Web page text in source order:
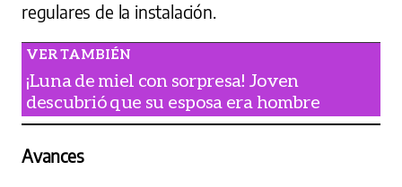
regulares de la instalación.
¡Luna de miel con sorpresa! Joven
descubrió que su esposa era hombre
Avances